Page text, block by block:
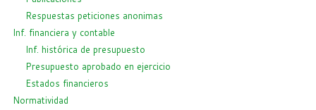
Respuestas peticiones anonimas
Inf. financiera y contable
Inf. histórica de presupuesto
Presupuesto aprobado en ejercicio
Estados financieros
Normatividad